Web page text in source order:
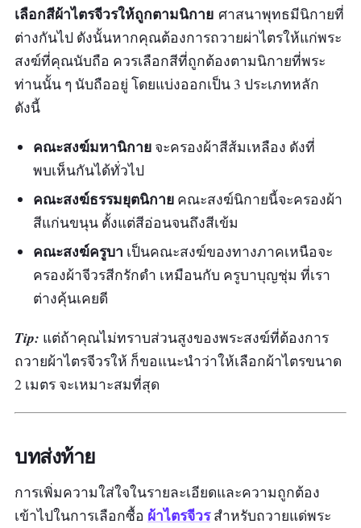
เลือกสีผ้าไตรจีวรให้ถูกตามนิกาย ศาสนาพุทธมีนิกายที่
ต่างกันไป ดังนั้นหากคุณต้องการถวายผ่าไตรให้แก่พระ
สงฆ์ที่คุณนับถือ ควรเลือกสีที่ถูกต้องตามนิกายที่พระ
ท่านนั้น ๆ นับถืออยู่ โดยแบ่งออกเป็น 3 ประเภทหลัก
ดังนี้
คณะสงฆ์มหานิกายจะครองผ้าสีส้มเหลือง ดังที่
พบเห็นกันได้ทั่วไป
คณะสงฆ์ธรรมยุตนิกายคณะสงฆ์นิกายนี้จะครองผ้า
สีแก่นขนุน ตั้งแต่สีอ่อนจนถึงสีเข้ม
คณะสงฆ์ครูบา เป็นคณะสงฆ์ของทางภาคเหนือจะ
ครองผ้าจีวรสีกรักดำ เหมือนกับ ครูบาบุญชุ่ม ที่เรา
ต่างคุ้นเคยดี
Tip: แต่ถ้าคุณไม่ทราบส่วนสูงของพระสงฆ์ที่ต้องการ
ถวายผ้าไตรจีวรให้ ก็ขอแนะนำว่าให้เลือกผ้าไตรขนาด
2 เมตร จะเหมาะสมที่สุด
บทส่งท้าย
การเพิ่มความใส่ใจในรายละเอียดและความถูกต้อง
เข้าไปในการเลือกซื้อ ผ้าไตรจีวรสำหรับถวายแด่พระ